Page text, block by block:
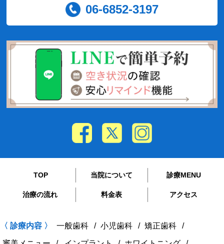
06-6852-3197
TOP 当院について 診療MENU
治療の流れ 料金表 アクセス
〈 診療内容 〉 一般歯科 小児歯科 矯正歯科